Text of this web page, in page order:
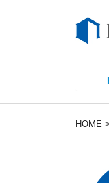
HOME >